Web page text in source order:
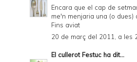
Encara que el cap de
me'n menjaria una (o dues)
Fins aviat
20 de març del 2011, a les
El cullerot Festuc ha dit...